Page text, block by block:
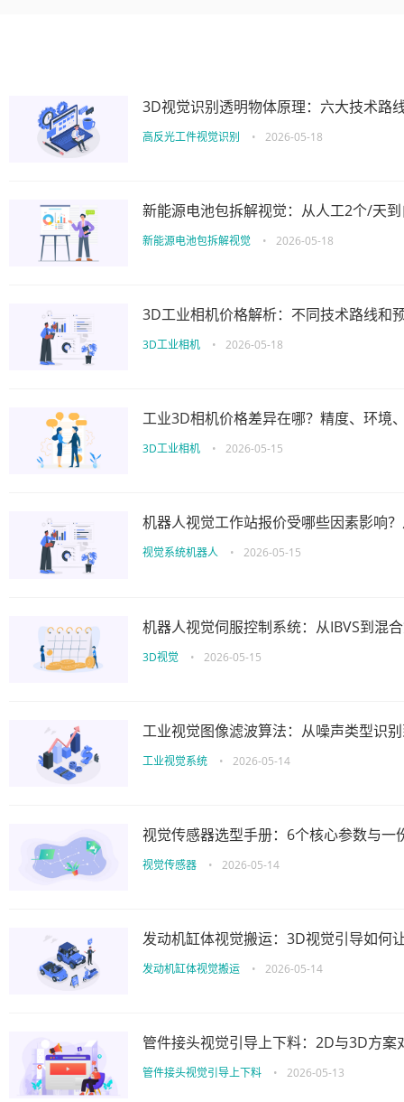
3D视觉识别透明物体原理：六大技术路
高反光工件视觉识别 • 2026-05-18
新能源电池包拆解视觉：从人工2个/天
新能源电池包拆解视觉 • 2026-05-18
3D工业相机价格解析：不同技术路线和
3D工业相机 • 2026-05-18
工业3D相机价格差异在哪？精度、环境
3D工业相机 • 2026-05-15
机器人视觉工作站报价受哪些因素影响
视觉系统机器人 • 2026-05-15
机器人视觉伺服控制系统：从IBVS到混
3D视觉 • 2026-05-15
工业视觉图像滤波算法：从噪声类型识
工业视觉系统 • 2026-05-14
视觉传感器选型手册：6个核心参数与一
视觉传感器 • 2026-05-14
发动机缸体视觉搬运：3D视觉引导如何
发动机缸体视觉搬运 • 2026-05-14
管件接头视觉引导上下料：2D与3D方案
管件接头视觉引导上下料 • 2026-05-13